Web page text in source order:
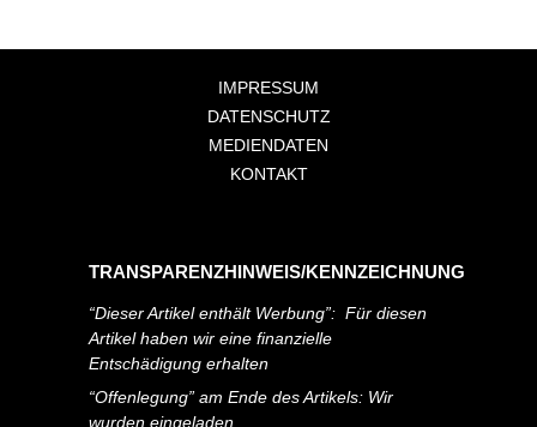
IMPRESSUM
DATENSCHUTZ
MEDIENDATEN
KONTAKT
TRANSPARENZHINWEIS/KENNZEICHNUNG
“Dieser Artikel enthält Werbung”: Für diesen
Artikel haben wir eine finanzielle
Entschädigung erhalten
“Offenlegung” am Ende des Artikels: Wir
wurden eingeladen.